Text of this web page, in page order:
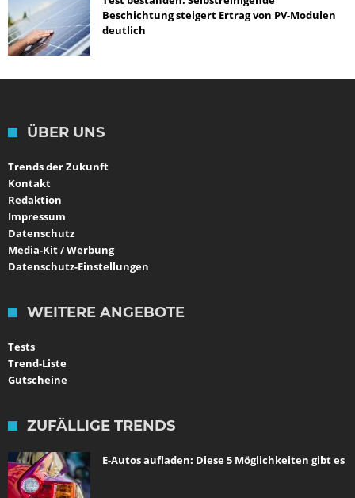
Beschichtung steigert Ertrag von PV-Modulen
deutlich
ÜBER UNS
Trends der Zukunft
Kontakt
Redaktion
Impressum
Datenschutz
Media-Kit / Werbung
Datenschutz-Einstellungen
WEITERE ANGEBOTE
Tests
Trend-Liste
Gutscheine
ZUFÄLLIGE TRENDS
E-Autos aufladen: Diese 5 Möglichkeiten gibt es